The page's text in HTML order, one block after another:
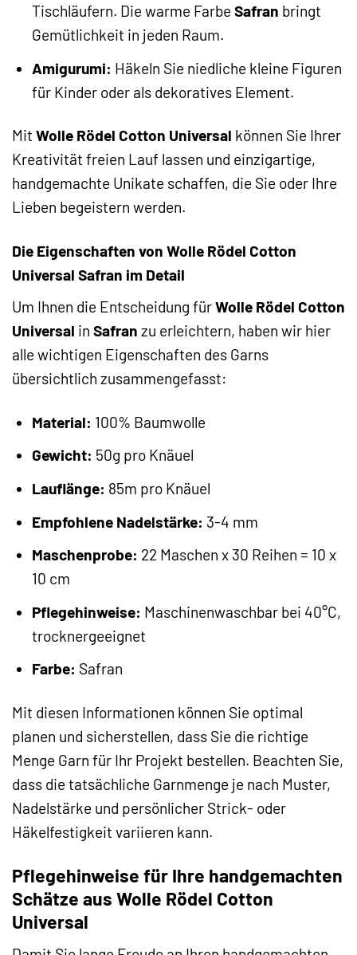
Tischläufern. Die warme Farbe Safran bringt
Gemütlichkeit in jeden Raum.
Amigurumi: Häkeln Sie niedliche kleine Figuren
für Kinder oder als dekoratives Element.
Mit Wolle Rödel Cotton Universal können Sie Ihrer
Kreativität freien Lauf lassen und einzigartige,
handgemachte Unikate schaffen, die Sie oder Ihre
Lieben begeistern werden.
Die Eigenschaften von Wolle Rödel Cotton
Universal Safran im Detail
Um Ihnen die Entscheidung fürWolle Rödel Cotton
Universal in Safran zu erleichtern, haben wir hier
alle wichtigen Eigenschaften des Garns
übersichtlich zusammengefasst:
Material: 100% Baumwolle
Gewicht: 50g pro Knäuel
Lauflänge: 85m pro Knäuel
Empfohlene Nadelstärke: 3-4 mm
Maschenprobe: 22 Maschen x 30 Reihen = 10 x
10 cm
Pflegehinweise: Maschinenwaschbar bei 40°C,
trocknergeeignet
Farbe: Safran
Mit diesen Informationen können Sie optimal
planen und sicherstellen, dass Sie die richtige
Menge Garn für Ihr Projekt bestellen. Beachten Sie,
dass die tatsächliche Garnmenge je nach Muster,
Nadelstärke und persönlicher Strick- oder
Häkelfestigkeit variieren kann.
Pflegehinweise für Ihre handgemachten
Schätze aus Wolle Rödel Cotton
Universal